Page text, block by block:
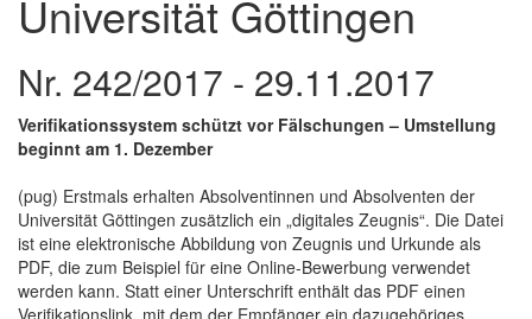
Universität Göttingen
Nr. 242/2017 - 29.11.2017
Verifikationssystem schützt vor Fälschungen – Umstellung
beginnt am 1. Dezember
(pug) Erstmals erhalten Absolventinnen und Absolventen der
Universität Göttingen zusätzlich ein „digitales Zeugnis“. Die Datei
ist eine elektronische Abbildung von Zeugnis und Urkunde als
PDF, die zum Beispiel für eine Online-Bewerbung verwendet
werden kann. Statt einer Unterschrift enthält das PDF einen
Verifikationslink, mit dem der Empfänger ein dazugehöriges